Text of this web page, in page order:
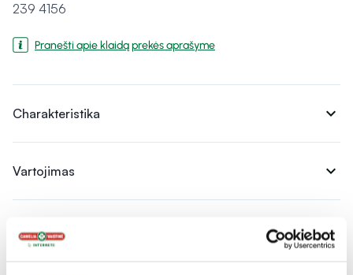
239 4156
Pranešti apie klaidą prekės aprašyme
Charakteristika expand_more
Vartojimas expand_more
Atsiliepimai expand_more